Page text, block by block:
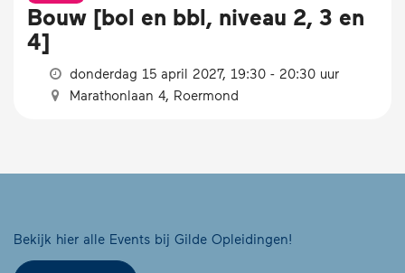
Bouw [bol en bbl, niveau 2, 3 en
4]
donderdag 15 april 2027, 19:30 - 20:30 uur
Marathonlaan 4, Roermond
Bekijk hier alle Events bij Gilde Opleidingen!